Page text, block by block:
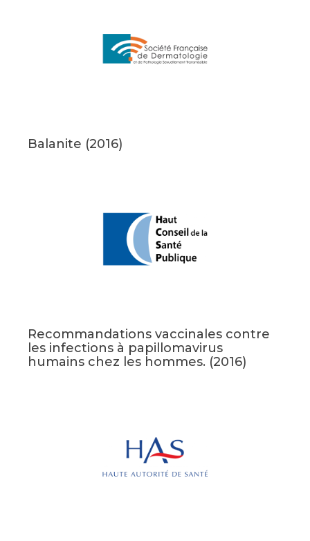
Balanite (2016)
Recommandations vaccinales contre
les infections à papillomavirus
humains chez les hommes. (2016)